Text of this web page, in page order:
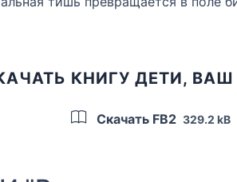
КНИГУ ДЕТИ,
Скачать FB2 329.2 kB